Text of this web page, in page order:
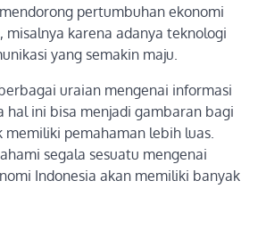
pertumbuhan ekonomi
misalnya karena adanya teknologi
yang semakin maju.
uraian mengenai informasi
hal ini bisa menjadi gambaran bagi
memiliki pemahaman lebih luas.
segala sesuatu mengenai
Indonesia akan memiliki banyak